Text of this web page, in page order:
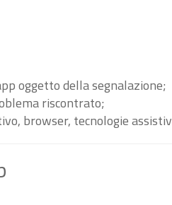
oggetto della segnalazione;
riscontrato;
browser, tecnologie